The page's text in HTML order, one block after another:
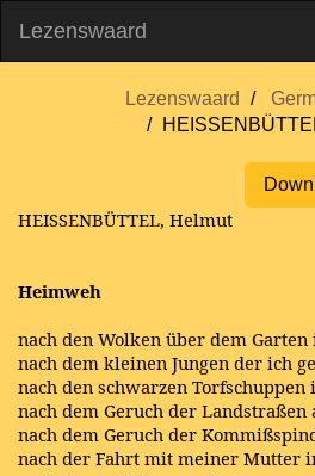
Lezenswaard
Lezenswaard
HEISSENBÜTTEL, Helmut
Heimweh
nach den Wolken über dem Garten
nach dem kleinen Jungen der ich
nach den schwarzen Torfschuppen
nach dem Geruch der Landstraßen
nach dem Geruch der
nach der Fahrt mit meiner Mutter